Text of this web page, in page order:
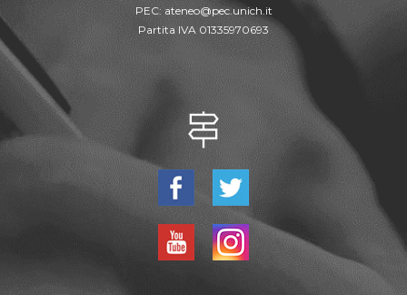
PEC: ateneo@pec.unich.it
Partita IVA 01335970693